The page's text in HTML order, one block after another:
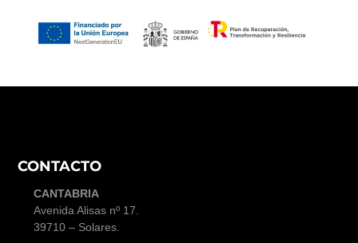
CONTACTO
CANTABRIA
Avenida Alisas nº 17
39710 – Solares.